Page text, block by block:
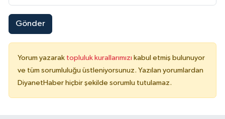
Gönder
Yorum yazarak topluluk kurallarımızı kabul etmiş bulunuyor
ve tüm sorumluluğu üstleniyorsunuz. Yazılan yorumlardan
DiyanetHaber hiçbir şekilde sorumlu tutulamaz.
Yozgat Müftülüğü
Zonguldak Müftülüğü